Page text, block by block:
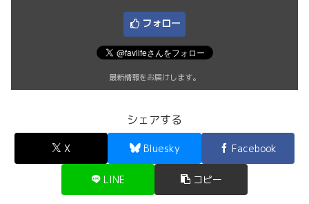
フォロー
最新情報をお届けします。
シェアする
X Bluesky Facebook
LINE コピー